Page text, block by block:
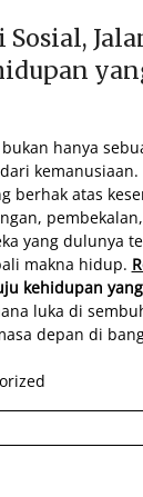
hanya
berhak atas
yang dulunya
makna hidup.
kehidupan
luka di
depan di